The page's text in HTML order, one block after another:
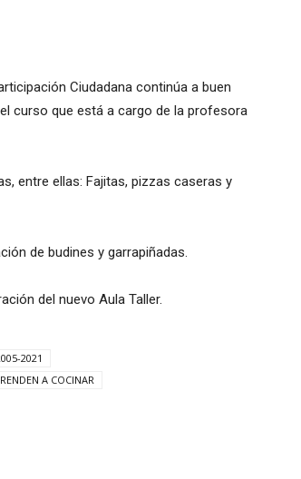
Ciudadana continúa a buen
curso que está a cargo de la profesora
entre ellas: Fajitas, pizzas caseras y
de budines y garrapiñadas.
del nuevo Aula Taller.
2021
A COCINAR